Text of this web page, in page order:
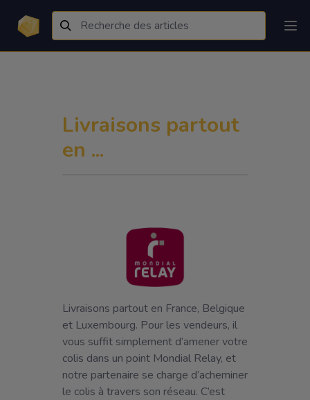
Livraisons partout
en ...
Livraisons partout en France, Belgique
et Luxembourg. Pour les vendeurs, il
vous suffit simplement d’amener votre
colis dans un point Mondial Relay, et
notre partenaire se charge d’acheminer
le colis à travers son réseau. C’est